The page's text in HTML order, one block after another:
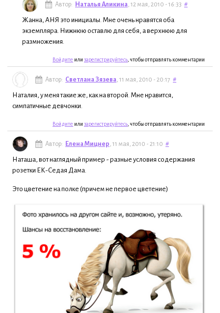
Автор: Наталья Аликина , 12 мая, 2010 - 16:33 #
Жанна, АНЯ это инициалы. Мне очень нравятся оба
экземпляра. Нижнюю оставлю для себя, а верхнюю для
размножения.
Войдите или зарегистрируйтесь , чтобы отправлять комментарии
Автор: Светлана Зязева , 11 мая, 2010 - 20:17 #
Наталия, у меня такие же, как на второй. Мне нравится,
симпатичные девчонки.
Войдите или зарегистрируйтесь , чтобы отправлять комментарии
Автор: Елена Мицнер , 11 мая, 2010 - 21:10 #
Наташа, вот наглядный пример - разные условия содержания
розетки ЕК-Седая Дама.
Это цветение на полке (причем не первое цветение)